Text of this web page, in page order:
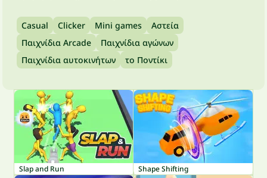
Casual Clicker Mini games
Αστεία
Παιχνίδια Arcade
Παιχνίδια αγώνων
Παιχνίδια αυτοκινήτων
το Ποντίκι
Slap and Run Shape Shifting